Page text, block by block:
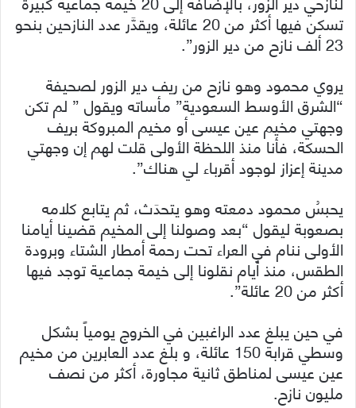
تسكن فيها أكثر من 20 عائلة، ويقدَّر عدد النازحين بنحو
23 ألف نازح من دير الزور”.
يروي محمود وهو نازح من ريف دير الزور لصحيفة
“الشرق الأوسط السعودية” مأساته ويقول ” لم تكن
وجهتي مخيم عين عيسى أو مخيم المبروكة بريف
الحسكة، فأنا منذ اللحظة الأولى قلت لهم إن وجهتي
مدينة إعزاز لوجود أقرباء لي هناك”.
يحبسُ محمود دمعته وهو يتحدَث، ثم يتابع كلامه
بصعوبة ليقول “بعد وصولنا إلى المخيم قضينا أيامنا
الأولى ننام في العراء تحت رحمة أمطار الشتاء وبرودة
الطقس، منذ أيام نقلونا إلى خيمة جماعية توجد فيها
أكثر من 20 عائلة”.
في حين يبلغ عدد الراغبين في الخروج يومياً بشكل
وسطي قرابة 150 عائلة، و بلغ عدد العابرين من مخيم
عين عيسى لمناطق ثانية مجاورة، أكثر من نصف
مليون نازح.